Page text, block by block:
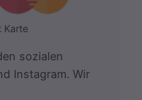
Karte
sozialen
Instagram. Wir